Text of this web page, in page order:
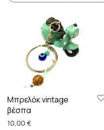
Μπρελόκ vintage
βέσπα
10,00 €